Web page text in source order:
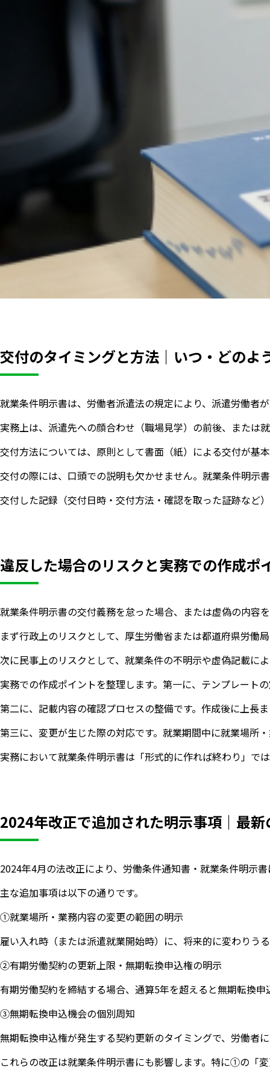
交付のタイミングと方法｜いつ・どのよ
就業条件明示書は、労働者派遣法の規定により、派遣労働者
実務上は、派遣先への顔合わせ（職場見学）の前後、または
交付方法については、原則として書面（紙）による交付が基
交付の際には、口頭での説明も欠かせません。就業条件明示
交付した記録（交付日時・交付方法・確認を取った証跡など
違反した場合のリスクと実務での作成ポ
就業条件明示書の交付義務を怠った場合、または虚偽の内容
まず行政上のリスクとして、厚生労働省または都道府県労働
次に民事上のリスクとして、就業条件の不明示や虚偽記載に
実務での作成ポイントを整理します。第一に、テンプレート
第二に、記載内容の確認プロセスの整備です。作成後に上長
第三に、変更が生じた際の対応です。就業期間中に就業場所
実務において就業条件明示書は「形式的に作れば終わり」で
2024年改正で追加された明示事項｜最
2024年4月の法改正により、労働条件通知書・就業条件明示
主な追加事項は以下の通りです。
①就業場所・業務内容の変更の範囲の明示
雇い入れ時（または派遣就業開始時）に、将来的に変わりう
②有期労働契約の更新上限・無期転換申込権の明示
有期労働契約を締結する場合、通算5年を超えると無期転換
③無期転換申込機会の個別周知
無期転換申込権が発生する契約更新のタイミングで、労働者
これらの改正は就業条件明示書にも影響します。特に①の「